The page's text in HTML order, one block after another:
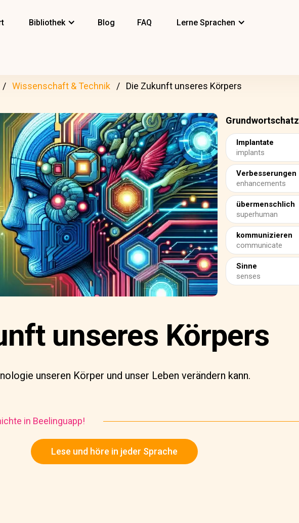
Bibliothek Blog FAQ Lerne Sprachen
Wissenschaft & Technik Die Zukunft unseres Körpers
Grundwortschatz
Implantate
implants
Verbesserungen
enhancements
übermenschlich
superhuman
kommunizieren
communicate
Sinne
senses
unseres Körpers
unseren Körper und unser Leben verändern kann.
in Beelinguapp!
Lese und höre in jeder Sprache